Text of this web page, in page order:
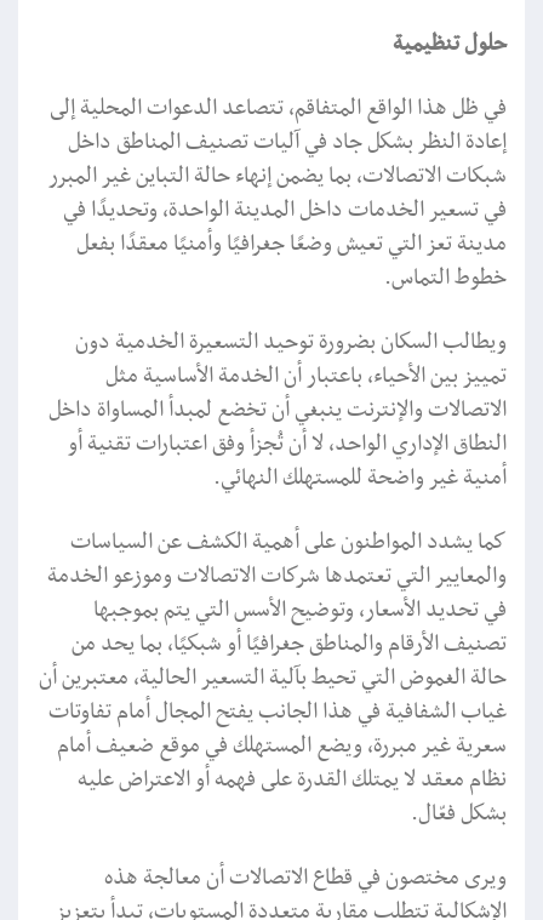
حلول تنظيمية
في ظل هذا الواقع المتفاقم، تتصاعد الدعوات المحلية إلى
إعادة النظر بشكل جاد في آليات تصنيف المناطق داخل
شبكات الاتصالات، بما يضمن إنهاء حالة التباين غير المبرر
في تسعير الخدمات داخل المدينة الواحدة، وتحديدًا في
مدينة تعز التي تعيش وضعًا جغرافيًا وأمنيًا معقدًا بفعل
خطوط التماس.
ويطالب السكان بضرورة توحيد التسعيرة الخدمية دون
تمييز بين الأحياء، باعتبار أن الخدمة الأساسية مثل
الاتصالات والإنترنت ينبغي أن تخضع لمبدأ المساواة داخل
النطاق الإداري الواحد، لا أن تُجزأ وفق اعتبارات تقنية أو
أمنية غير واضحة للمستهلك النهائي.
كما يشدد المواطنون على أهمية الكشف عن السياسات
والمعايير التي تعتمدها شركات الاتصالات وموزعو الخدمة
في تحديد الأسعار، وتوضيح الأسس التي يتم بموجبها
تصنيف الأرقام والمناطق جغرافيًا أو شبكيًا، بما يحد من
حالة الغموض التي تحيط بآلية التسعير الحالية، معتبرين أن
غياب الشفافية في هذا الجانب يفتح المجال أمام تفاوتات
سعرية غير مبررة، ويضع المستهلك في موقع ضعيف أمام
نظام معقد لا يمتلك القدرة على فهمه أو الاعتراض عليه
بشكل فعّال.
ويرى مختصون في قطاع الاتصالات أن معالجة هذه
الإشكالية تتطلب مقاربة متعددة المستويات، تبدأ بتعزيز